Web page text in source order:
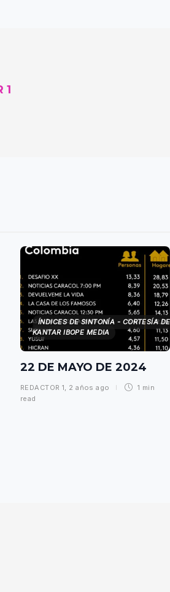
1
ÍNDICES DE SINTONÍA - CORTESÍA DE
KANTAR IBOPE MEDIA
22 DE MAYO DE 2024
REDACTOR 1 2 años ago
1 min
read